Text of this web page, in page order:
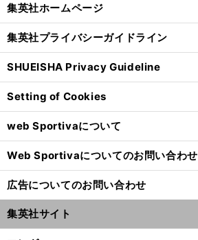
集英社ホームページ
集英社プライバシーガイドライン
SHUEISHA Privacy Guideline
Setting of Cookies
web Sportivaについて
Web Sportivaについてのお問い合わせ
広告についてのお問い合わせ
集英社サイト